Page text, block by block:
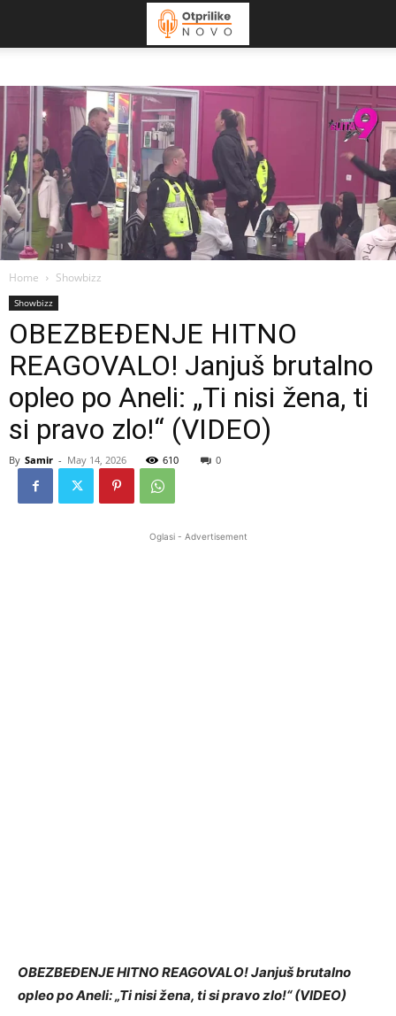
Home Showbizz
Showbizz
OBEZBEĐENJE HITNO
REAGOVALO! Janjuš brutalno
opleo po Aneli: „Ti nisi žena, ti
si pravo zlo!“ (VIDEO)
By Samir - May 14, 2026 610 0
Oglasi - Advertisement
OBEZBEĐENJE HITNO REAGOVALO! Janjuš brutalno
opleo po Aneli: „Ti nisi žena, ti si pravo zlo!“ (VIDEO)